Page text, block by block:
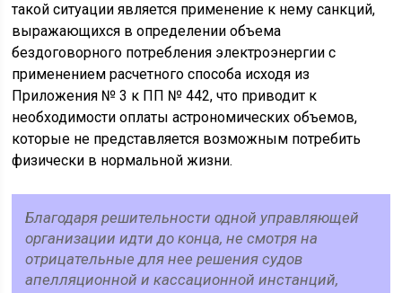
такой ситуации является применение к нему санкций,
выражающихся в определении объема
бездоговорного потребления электроэнергии с
применением расчетного способа исходя из
Приложения № 3 к ПП № 442, что приводит к
необходимости оплаты астрономических объемов,
которые не представляется возможным потребить
физически в нормальной жизни.
Благодаря решительности одной управляющей
организации идти до конца, не смотря на
отрицательные для нее решения судов
апелляционной и кассационной инстанций,